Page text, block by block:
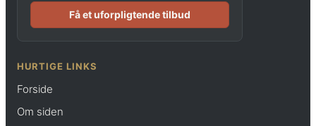
Få et uforpligtende tilbud
HURTIGE LINKS
Forside
Om siden